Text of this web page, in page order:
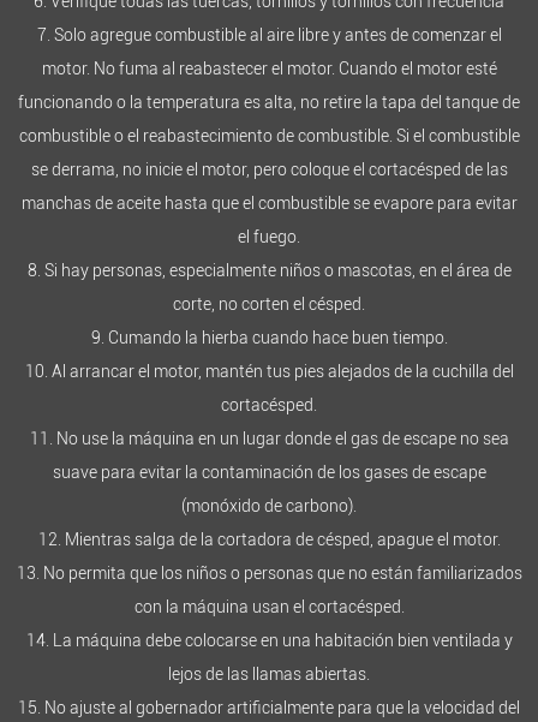
7. Solo agregue combustible al aire libre y antes de comenzar el
motor. No fuma al reabastecer el motor. Cuando el motor esté
funcionando o la temperatura es alta, no retire la tapa del tanque de
combustible o el reabastecimiento de combustible. Si el combustible
se derrama, no inicie el motor, pero coloque el cortacésped de las
manchas de aceite hasta que el combustible se evapore para evitar
el fuego.
8. Si hay personas, especialmente niños o mascotas, en el área de
corte, no corten el césped.
9. Cumando la hierba cuando hace buen tiempo.
10. Al arrancar el motor, mantén tus pies alejados de la cuchilla del
cortacésped.
11. No use la máquina en un lugar donde el gas de escape no sea
suave para evitar la contaminación de los gases de escape
(monóxido de carbono).
12. Mientras salga de la cortadora de césped, apague el motor.
13. No permita que los niños o personas que no están familiarizados
con la máquina usan el cortacésped.
14. La máquina debe colocarse en una habitación bien ventilada y
lejos de las llamas abiertas.
15. No ajuste al gobernador artificialmente para que la velocidad del